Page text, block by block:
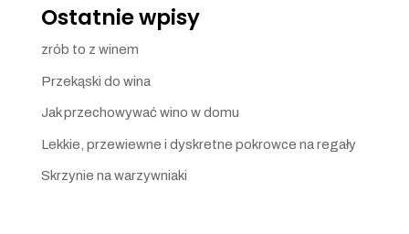
Ostatnie wpisy
zrób to z winem
Przekąski do wina
Jak przechowywać wino w domu
Lekkie, przewiewne i dyskretne pokrowce na regały
Skrzynie na warzywniaki